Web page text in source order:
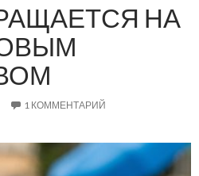
НА
1 КОММЕНТАРИЙ